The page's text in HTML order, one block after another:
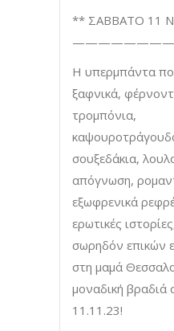
** ΣΑΒΒΑΤΟ 11
Η υπερμπάντα
ξαφνικά,
τρομπόνια,
σουξεδάκια,
απόγνωση,
εξωφρενικά
ερωτικές
σωρηδόν επικών
στη μαμά
μοναδική βραδιά
11.11.23!